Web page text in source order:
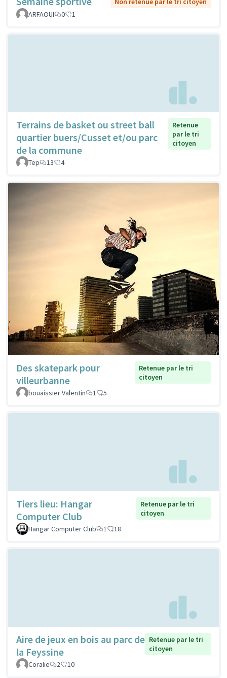
ARFAOUI
0 1
Terrains de basket ou street ball
quartier buers/Cusset et/ou parc
de la commune
Retenue
par le tri
citoyen
Tep 13 4
Des skatepark pour
villeurbanne
Retenue par le tri
citoyen
bouaissier Valentin
1 5
Tiers lieu: Hangar
Computer Club
Retenue par le tri
citoyen
Hangar Computer Club
1 18
Aire de jeux en bois au parc de
la Feyssine
Retenue par le tri
citoyen
Coralie
2 10